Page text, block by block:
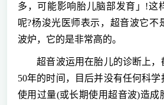
多，可能影响胎儿脑部发育」!这
呢?杨浚光医师表示，超音波它不
波炉，它的是非常高的。
超音波运用在胎儿的诊断上，
50年的时间，目后并没有任何科
使用过量(或长期使用超音波)造成